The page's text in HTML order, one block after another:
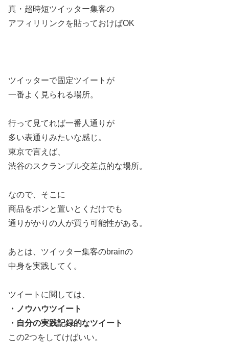
真・超時短ツイッター集客の
アフィリリンクを貼っておけばOK
ツイッターで固定ツイートが
一番よく見られる場所。
行って見てれば一番人通りが
多い表通りみたいな感じ。
東京で言えば、
渋谷のスクランブル交差点的な場所。
なので、そこに
商品をポンと置いとくだけでも
通りがかりの人が買う可能性がある。
あとは、ツイッター集客のbrainの
中身を実践してく。
ツイートに関しては、
・ノウハウツイート
・自分の実践記録的なツイート
この2つをしてけばいい。